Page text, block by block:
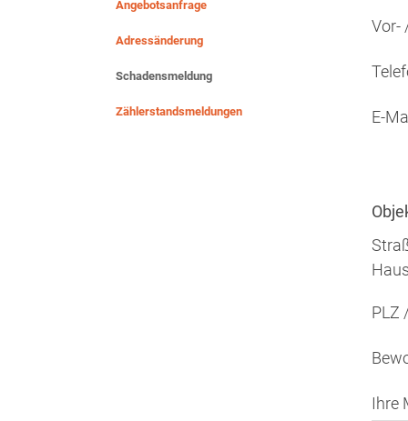
Angebotsanfrage
Adressänderung
Schadensmeldung
Zählerstandsmeldungen
Vor-
E-
PLZ
Ihre